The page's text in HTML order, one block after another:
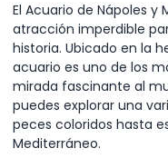
El Acuario de Nápoles y
atracción imperdible
historia. Ubicado en la
acuario es uno de los
mirada fascinante al
puedes explorar una
peces coloridos hasta
Mediterráneo.